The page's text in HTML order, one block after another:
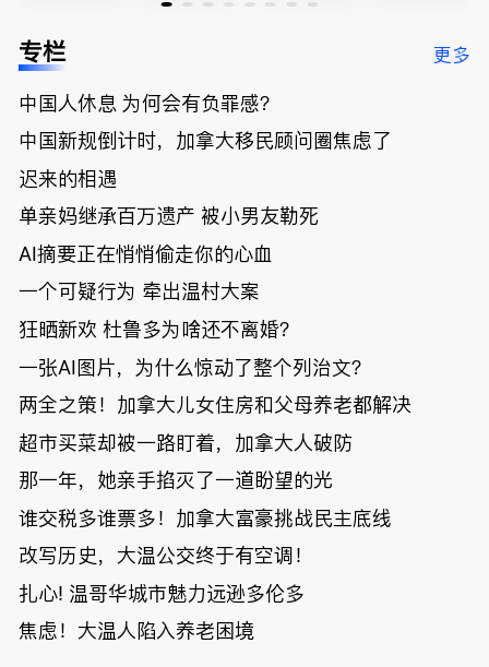
低；免费狂
送50万磅蔬
温“丑陋土
豆日”冲击
吉尼斯纪
录；惨！留
骗光2万美
元，还被卷
入跨国刑案
账户遭封！
官：太假
欠款多出$1
9万；突
发！无辜男
亡；
底；做顿饭
单；房市崩
盘前兆？加
国租赁市场
夫妻住进殡
专栏 更多
中国人休息 为何会有负罪感？
中国新规倒计时，加拿大移民顾问圈焦虑了
迟来的相遇
单亲妈继承百万遗产 被小男友勒死
AI摘要正在悄悄偷走你的心血
一个可疑行为 牵出温村大案
狂晒新欢 杜鲁多为啥还不离婚？
一张AI图片，为什么惊动了整个列治文？
两全之策！加拿大儿女住房和父母养老都解决
超市买菜却被一路盯着，加拿大人破防
那一年，她亲手掐灭了一道盼望的光
谁交税多谁票多！加拿大富豪挑战民主底线
改写历史，大温公交终于有空调！
扎心! 温哥华城市魅力远逊多伦多
焦虑！大温人陷入养老困境